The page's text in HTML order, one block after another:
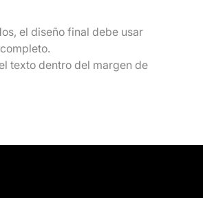
el diseño final debe usar
texto dentro del margen de